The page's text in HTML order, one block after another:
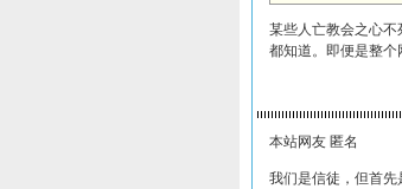
某些人亡教会之心
都知道。即便是整个
本站网友 匿名
我们是信徒，但首